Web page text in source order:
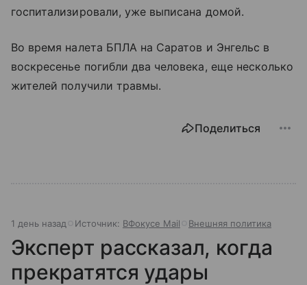
госпитализировали, уже выписана домой.
Во время налета БПЛА на Саратов и Энгельс в
воскресенье погибли два человека, еще несколько
жителей получили травмы.
Поделиться
1 день назад Источник: ВФокусе Mail Внешняя политика
Эксперт рассказал, когда
прекратятся удары